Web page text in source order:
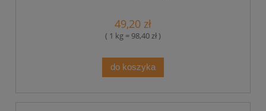
49,20 zł
( 1 kg = 98,40 zł )
do koszyka